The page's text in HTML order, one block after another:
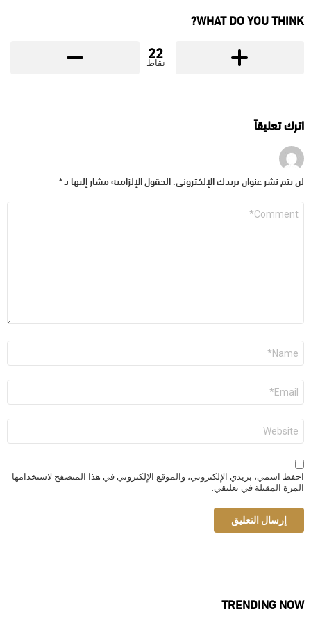
WHAT DO YOU THINK?
22
نقاط
اترك تعليقاً
لن يتم نشر عنوان بريدك الإلكتروني.الحقول الإلزامية مشار إليها بـ*
البريد
الإلكتروني
*
الموقع
الإلكتروني
احفظ اسمي، بريدي الإلكتروني، والموقع الإلكتروني في هذا المتصفح لاستخدامها
المرة المقبلة في تعليقي.
TRENDING NOW